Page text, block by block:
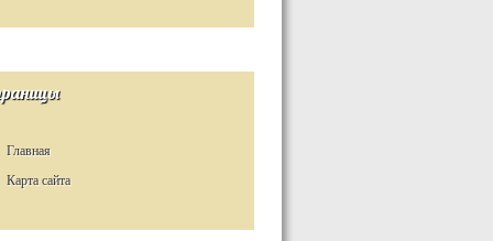
Главная
Карта сайта